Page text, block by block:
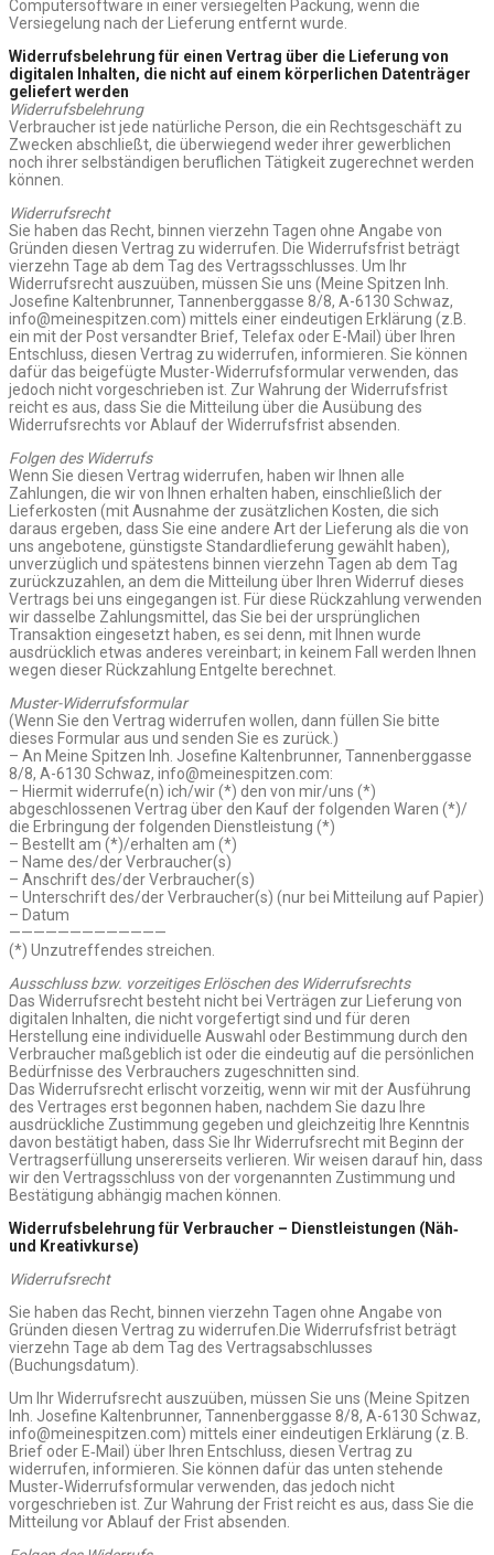
Computersoftware in einer versiegelten Packung, wenn die
Versiegelung nach der Lieferung entfernt wurde.
Widerrufsbelehrung für einen Vertrag über die Lieferung von
digitalen Inhalten, die nicht auf einem körperlichen Datenträger
geliefert werden
Widerrufsbelehrung
Verbraucher ist jede natürliche Person, die ein Rechtsgeschäft zu
Zwecken abschließt, die überwiegend weder ihrer gewerblichen
noch ihrer selbständigen beruflichen Tätigkeit zugerechnet werden
können.
Widerrufsrecht
Sie haben das Recht, binnen vierzehn Tagen ohne Angabe von
Gründen diesen Vertrag zu widerrufen. Die Widerrufsfrist beträgt
vierzehn Tage ab dem Tag des Vertragsschlusses. Um Ihr
Widerrufsrecht auszuüben, müssen Sie uns (Meine Spitzen Inh.
Josefine Kaltenbrunner, Tannenberggasse 8/8, A-6130 Schwaz,
info@meinespitzen.com) mittels einer eindeutigen Erklärung (z.B.
ein mit der Post versandter Brief, Telefax oder E-Mail) über Ihren
Entschluss, diesen Vertrag zu widerrufen, informieren. Sie können
dafür das beigefügte Muster-Widerrufsformular verwenden, das
jedoch nicht vorgeschrieben ist. Zur Wahrung der Widerrufsfrist
reicht es aus, dass Sie die Mitteilung über die Ausübung des
Widerrufsrechts vor Ablauf der Widerrufsfrist absenden.
Folgen des Widerrufs
Wenn Sie diesen Vertrag widerrufen, haben wir Ihnen alle
Zahlungen, die wir von Ihnen erhalten haben, einschließlich der
Lieferkosten (mit Ausnahme der zusätzlichen Kosten, die sich
daraus ergeben, dass Sie eine andere Art der Lieferung als die von
uns angebotene, günstigste Standardlieferung gewählt haben),
unverzüglich und spätestens binnen vierzehn Tagen ab dem Tag
zurückzuzahlen, an dem die Mitteilung über Ihren Widerruf dieses
Vertrags bei uns eingegangen ist. Für diese Rückzahlung verwenden
wir dasselbe Zahlungsmittel, das Sie bei der ursprünglichen
Transaktion eingesetzt haben, es sei denn, mit Ihnen wurde
ausdrücklich etwas anderes vereinbart; in keinem Fall werden Ihnen
wegen dieser Rückzahlung Entgelte berechnet.
Muster-Widerrufsformular
(Wenn Sie den Vertrag widerrufen wollen, dann füllen Sie bitte
dieses Formular aus und senden Sie es zurück.)
– An Meine Spitzen Inh. Josefine Kaltenbrunner, Tannenberggasse
8/8, A-6130 Schwaz, info@meinespitzen.com:
– Hiermit widerrufe(n) ich/wir (*) den von mir/uns (*)
abgeschlossenen Vertrag über den Kauf der folgenden Waren (*)/
die Erbringung der folgenden Dienstleistung (*)
– Bestellt am (*)/erhalten am (*)
– Name des/der Verbraucher(s)
– Anschrift des/der Verbraucher(s)
– Unterschrift des/der Verbraucher(s) (nur bei Mitteilung auf Papier)
– Datum
—————————————
(*) Unzutreffendes streichen.
Ausschluss bzw. vorzeitiges Erlöschen des Widerrufsrechts
Das Widerrufsrecht besteht nicht bei Verträgen zur Lieferung von
digitalen Inhalten, die nicht vorgefertigt sind und für deren
Herstellung eine individuelle Auswahl oder Bestimmung durch den
Verbraucher maßgeblich ist oder die eindeutig auf die persönlichen
Bedürfnisse des Verbrauchers zugeschnitten sind.
Das Widerrufsrecht erlischt vorzeitig, wenn wir mit der Ausführung
des Vertrages erst begonnen haben, nachdem Sie dazu Ihre
ausdrückliche Zustimmung gegeben und gleichzeitig Ihre Kenntnis
davon bestätigt haben, dass Sie Ihr Widerrufsrecht mit Beginn der
Vertragserfüllung unsererseits verlieren. Wir weisen darauf hin, dass
wir den Vertragsschluss von der vorgenannten Zustimmung und
Bestätigung abhängig machen können.
Widerrufsbelehrung für Verbraucher – Dienstleistungen (Näh‑
und Kreativkurse)
Widerrufsrecht
Sie haben das Recht, binnen vierzehn Tagen ohne Angabe von
Gründen diesen Vertrag zu widerrufen.Die Widerrufsfrist beträgt
vierzehn Tage ab dem Tag des Vertragsabschlusses
(Buchungsdatum).
Um Ihr Widerrufsrecht auszuüben, müssen Sie uns (Meine Spitzen
Inh. Josefine Kaltenbrunner, Tannenberggasse 8/8, A-6130 Schwaz,
info@meinespitzen.com) mittels einer eindeutigen Erklärung (z. B.
Brief oder E‑Mail) über Ihren Entschluss, diesen Vertrag zu
widerrufen, informieren. Sie können dafür das unten stehende
Muster‑Widerrufsformular verwenden, das jedoch nicht
vorgeschrieben ist. Zur Wahrung der Frist reicht es aus, dass Sie die
Mitteilung vor Ablauf der Frist absenden.